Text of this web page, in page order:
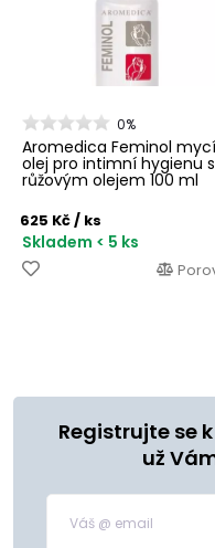
0%
Aromedica Feminol mycí
olej pro intimní hygienu s
růžovým olejem 100 ml
625 Kč/ ks
Skladem < 5 ks
Registrujte se
už